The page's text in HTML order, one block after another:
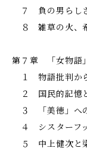
７ 負の男らし
８ 雑草の火、
第７章 「女物語
１ 物語批判か
２ 国民的記憶と
３ 「美徳」へ
４ シスターフ
５ 中上健次と